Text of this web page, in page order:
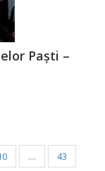
Paști –
…
43